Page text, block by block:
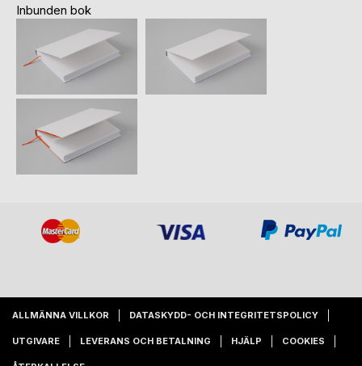
Inbunden bok
ALLMÄNNA VILLKOR DATASKYDD- OCH INTEGRITETSPOLICY
UTGIVARE LEVERANS OCH BETALNING HJÄLP COOKIES